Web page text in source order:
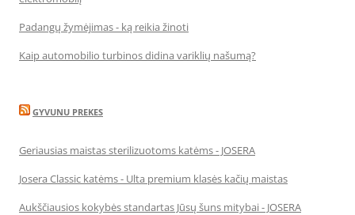
Padangų žymėjimas - ką reikia žinoti
Kaip automobilio turbinos didina variklių našumą?
GYVUNU PREKES
Geriausias maistas sterilizuotoms katėms - JOSERA
Josera Classic katėms - Ulta premium klasės kačių maistas
Aukščiausios kokybės standartas Jūsų šuns mitybai - JOSERA